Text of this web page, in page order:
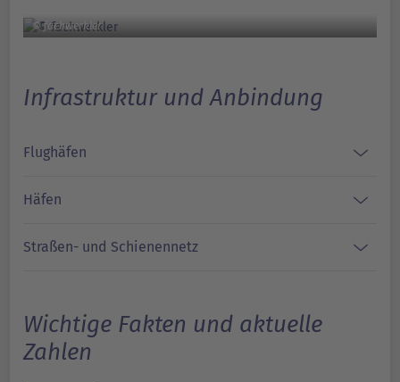
© fachwerkler
Infrastruktur und Anbindung
Flughäfen
Häfen
Straßen- und Schienennetz
Wichtige Fakten und aktuelle
Zahlen